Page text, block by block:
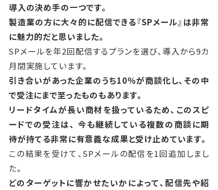
導入の決め手の一つです。
製造業の方に大々的に配信できる『SPメール』は非常
に魅力的だと思いました。
SPメールを年2回配信するプランを選び、導入から9カ
月間実施しています。
引き合いがあった企業のうち10％が商談化し、その中
で受注にまで至ったものもあります。
リードタイムが長い商材を扱っているため、このスピ
ードでの受注は、今も継続している複数の商談に期
待が持てる非常に有意義な成果と受け止めています。
この結果を受けて、SPメールの配信を1回追加しまし
た。
どのターゲットに響かせたいかによって、配信先や紹